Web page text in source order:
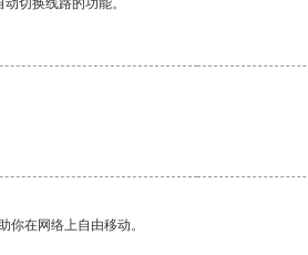
切换线路的功能。
在网络上自由移动。